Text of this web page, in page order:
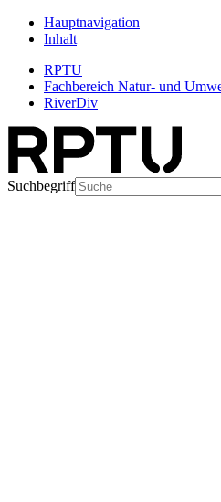
Hauptnavigation
Inhalt
RPTU
Fachbereich Natur- und
RiverDiv
Suchbegriff